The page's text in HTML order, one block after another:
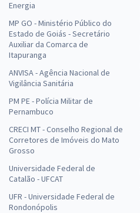
Energia
MP GO - Ministério Público do
Estado de Goiás - Secretário
Auxiliar da Comarca de
Itapuranga
ANVISA - Agência Nacional de
Vigilância Sanitária
PM PE - Polícia Militar de
Pernambuco
CRECI MT - Conselho Regional de
Corretores de Imóveis do Mato
Grosso
Universidade Federal de
Catalão - UFCAT
UFR - Universidade Federal de
Rondonópolis